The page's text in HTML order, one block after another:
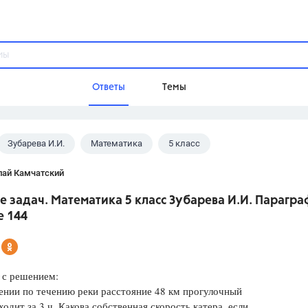
Ответы Темы
Домашнее задание
Школа
Разумовская М.М.,
Зубарева И.И. Математика 5 класс
Камчатский
задач. Математика 5 класс Зубарева И.И.
144
решением:
по течению реки расстояние 48 км прогулочный